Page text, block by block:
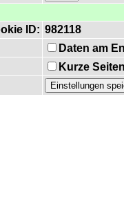
ID: 982118
Daten am
Kurze